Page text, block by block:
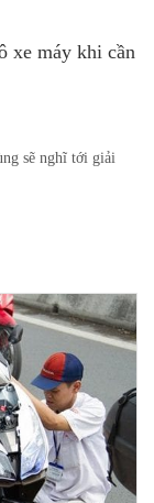
xe máy khi cần
sẽ nghĩ tới giải